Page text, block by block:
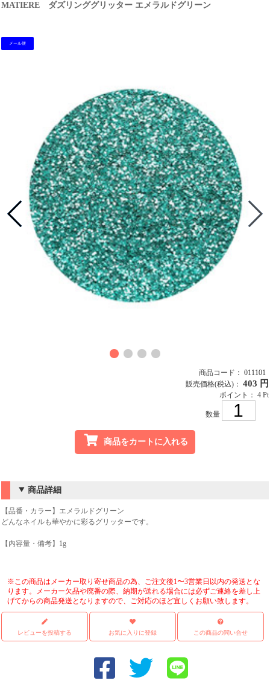
MATIERE ダズリンググリッター エメラルドグリーン
メール便
商品コード： 011101
販売価格(税込)： 403 円
ポイント： 4 Pt
数量
商品をカートに入れる
商品詳細
【品番・カラー】エメラルドグリーン
どんなネイルも華やかに彩るグリッターです。
【内容量・備考】1g
※この商品はメーカー取り寄せ商品の為、ご注文後1〜3営業日以内の発送とな
ります。メーカー欠品や廃番の際、納期が送れる場合には必ずご連絡を差し上
げてからの商品発送となりますので、ご対応のほど宜しくお願い致します。
レビューを投稿する お気に入りに登録 この商品の問い合せ